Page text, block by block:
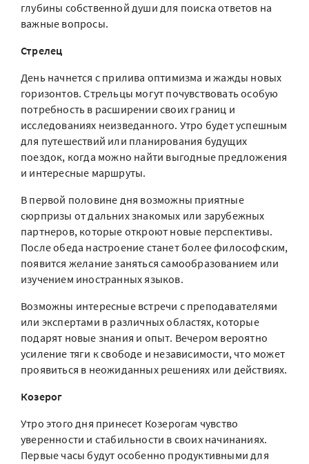
глубины собственной души для поиска ответов на
важные вопросы.
Стрелец
День начнется с прилива оптимизма и жажды новых
горизонтов. Стрельцы могут почувствовать особую
потребность в расширении своих границ и
исследованиях неизведанного. Утро будет успешным
для путешествий или планирования будущих
поездок, когда можно найти выгодные предложения
и интересные маршруты.
В первой половине дня возможны приятные
сюрпризы от дальних знакомых или зарубежных
партнеров, которые откроют новые перспективы.
После обеда настроение станет более философским,
появится желание заняться самообразованием или
изучением иностранных языков.
Возможны интересные встречи с преподавателями
или экспертами в различных областях, которые
подарят новые знания и опыт. Вечером вероятно
усиление тяги к свободе и независимости, что может
проявиться в неожиданных решениях или действиях.
Козерог
Утро этого дня принесет Козерогам чувство
уверенности и стабильности в своих начинаниях.
Первые часы будут особенно продуктивными для